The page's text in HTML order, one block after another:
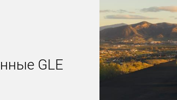
GLE